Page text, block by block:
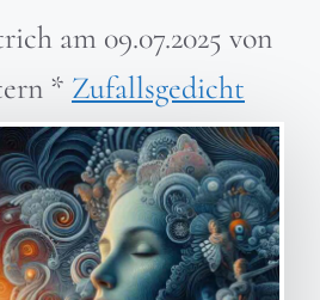
am 09.07.2025 von
* Zufallsgedicht